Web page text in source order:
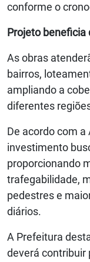
conforme o
Projeto beneficia
As obras
bairros,
ampliando a
diferentes
De acordo com
investimento
proporcionando
trafegabilidade,
pedestres e
diários.
A Prefeitura
deverá contribuir